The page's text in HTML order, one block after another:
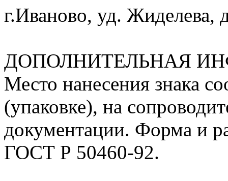
г.Иваново, уд. Жиделева,
ДОПОЛНИТЕЛЬНАЯ
Место нанесения знака
(упаковке), на
документации. Форма и
ГОСТ Р 50460-92.